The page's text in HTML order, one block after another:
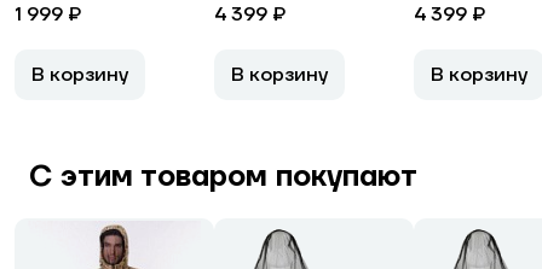
1 999 ₽
В корзину
4 399 ₽
В корзину
4 399 ₽
В корзину
С этим товаром покупают